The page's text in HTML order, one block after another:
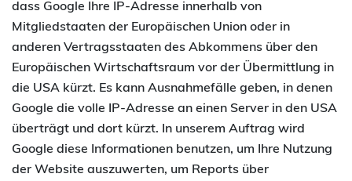
dass Google Ihre IP-Adresse innerhalb von
Mitgliedstaaten der Europäischen Union oder in
anderen Vertragsstaaten des Abkommens über den
Europäischen Wirtschaftsraum vor der Übermittlung in
die USA kürzt. Es kann Ausnahmefälle geben, in denen
Google die volle IP-Adresse an einen Server in den USA
überträgt und dort kürzt. In unserem Auftrag wird
Google diese Informationen benutzen, um Ihre Nutzung
der Website auszuwerten, um Reports über